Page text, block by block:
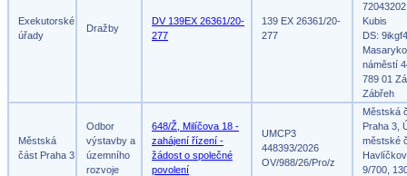
Exekutorské
úřady
Dražby
DV 139EX 26361/20-
277
139 EX 26361/20-
277
Kubis
DS:
náměstí
789 01
Zábřeh
Městská
část Praha 3
Odbor
výstavby a
územního
rozvoje
648/Ž, Milíčova 18 -
zahájení řízení -
žádost o společné
povolení
UMCP3
448393/2026
OV/988/26/Pro/z
Městská
Praha 3,
městské
9/700,